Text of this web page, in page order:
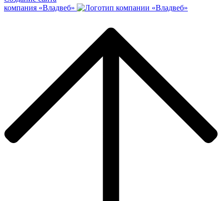
компания «Владвеб»